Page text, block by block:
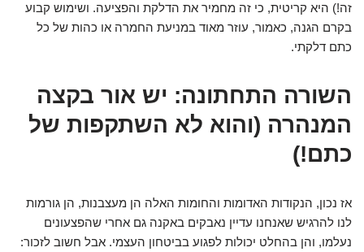
זה!) היא קריטית, כי זה מחמיר את הדלקת והפציעה. ושימוש קבוע
בקרם הגנה, כאמור, עוזר מאוד במניעת החמרה או כהות של כל
כתם דלקתי.
השורה התחתונה: יש אור בקצה
המנהרה (והוא לא השתקפות של
כתם!)
אז נכון, הנקודות האדומות והחומות האלה הן מעצבנות, הן גורמות
לנו להרגיש שאנחנו עדיין נאבקים באקנה גם אחרי שהפצעונים
נעלמו, והן בהחלט יכולות לפגוע בביטחון העצמי. אבל חשוב לזכור: